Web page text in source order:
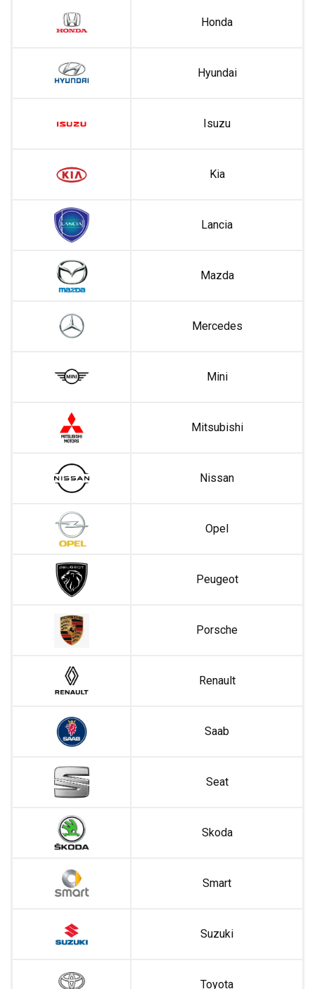
Honda
Hyundai
Isuzu
Kia
Lancia
Mazda
Mercedes
Mini
Mitsubishi
Nissan
Opel
Peugeot
Porsche
Renault
Saab
Seat
Skoda
Smart
Suzuki
Toyota